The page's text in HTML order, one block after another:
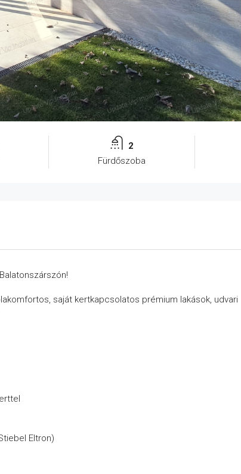
2
Fürdőszoba
saját kertkapcsolatos prémium lakások, udvari
Eltron)